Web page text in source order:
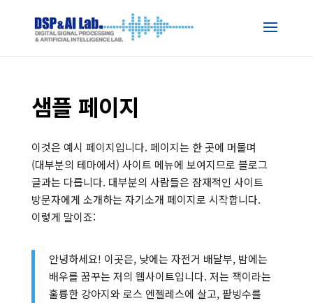
샘플 페이지
이것은 예시 페이지입니다. 페이지는 한 곳에 머물며
(대부분의 테마에서) 사이트 메뉴에 보여지므로 블로그
글과는 다릅니다. 대부분의 사람들은 잠재적인 사이트
방문자에게 소개하는 자기소개 페이지로 시작합니다.
이렇게 말이죠:
안녕하세요! 이곳은, 낮에는 자전거 배달부, 밤에는
배우를 꿈꾸는 저의 웹사이트입니다. 저는 잭이라는
훌륭한 강아지와 로스 엔젤레스에 살고, 팥빙수를